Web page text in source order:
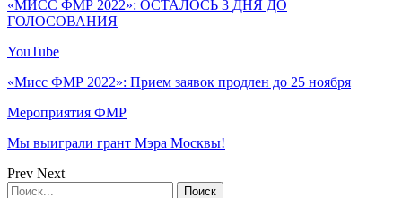
«МИСС ФМР 2022»: ОСТАЛОСЬ 3 ДНЯ ДО
ГОЛОСОВАНИЯ
YouTube
«Мисс ФМР 2022»: Прием заявок продлен до 25 ноября
Мероприятия ФМР
Мы выиграли грант Мэра Москвы!
Prev Next